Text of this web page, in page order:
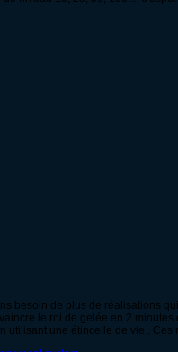
besoin de plus de réalisations
le roi de gelée en 2
utilisant une étincelle de vie .